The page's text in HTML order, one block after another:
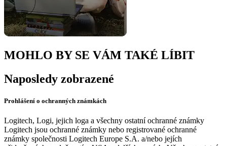
MOHLO BY SE VÁM TAKÉ LÍBIT
Naposledy zobrazené
Prohlášení o ochranných známkách
Logitech, Logi, jejich loga a všechny ostatní ochranné známky
Logitech jsou ochranné známky nebo registrované ochranné
známky společnosti Logitech Europe S.A. a/nebo jejích